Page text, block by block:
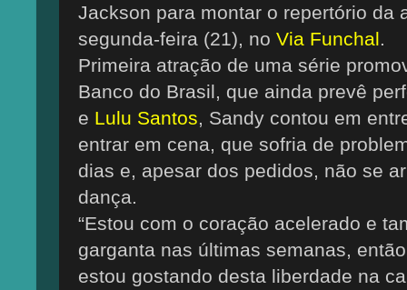
Jackson para montar o repertório da
segunda-feira (21), no Via Funchal
Primeira atração de uma série
Banco do Brasil, que ainda prevê
e Lulu Santos , Sandy contou em
entrar em cena, que sofria de
dias e, apesar dos pedidos, não se
dança.
“Estou com o coração acelerado e
garganta nas últimas semanas,
estou gostando desta liberdade na